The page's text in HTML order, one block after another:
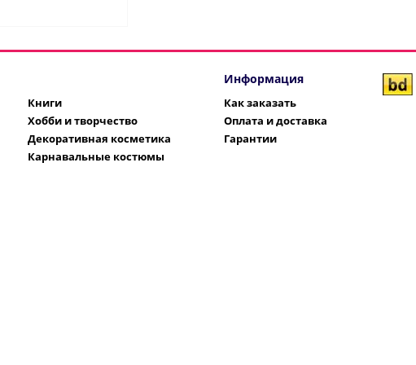
Информация
Книги
Хобби и творчество
Декоративная косметика
Карнавальные костюмы
Как заказать
Оплата и доставка
Гарантии